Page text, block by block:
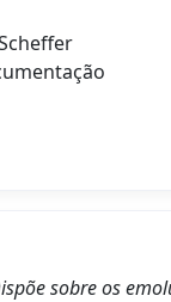
sobre os